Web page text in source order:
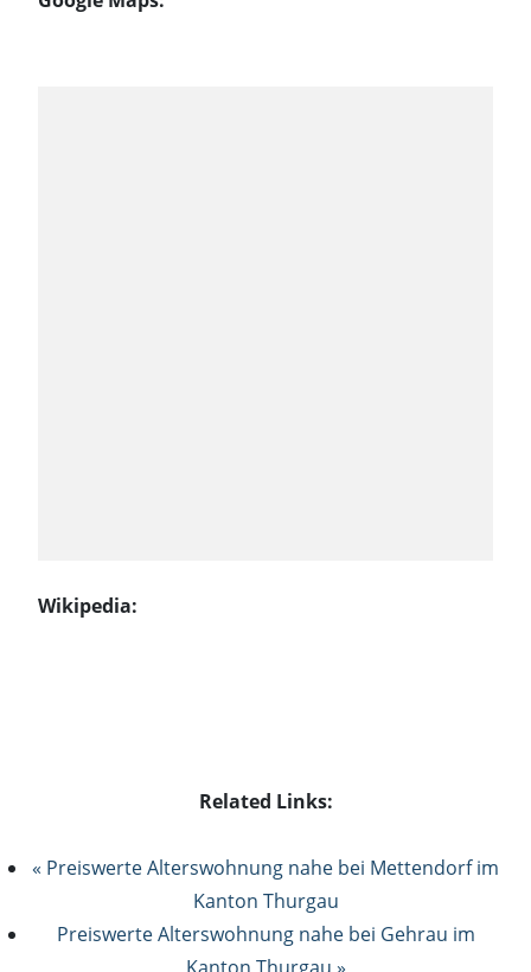
Wikipedia:
Related Links:
« Preiswerte Alterswohnung nahe bei Mettendorf im
Kanton Thurgau
Preiswerte Alterswohnung nahe bei Gehrau im